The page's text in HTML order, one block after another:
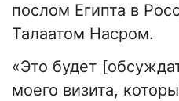
послом Египта в
Талаатом Насром.
«Это будет
моего визита,